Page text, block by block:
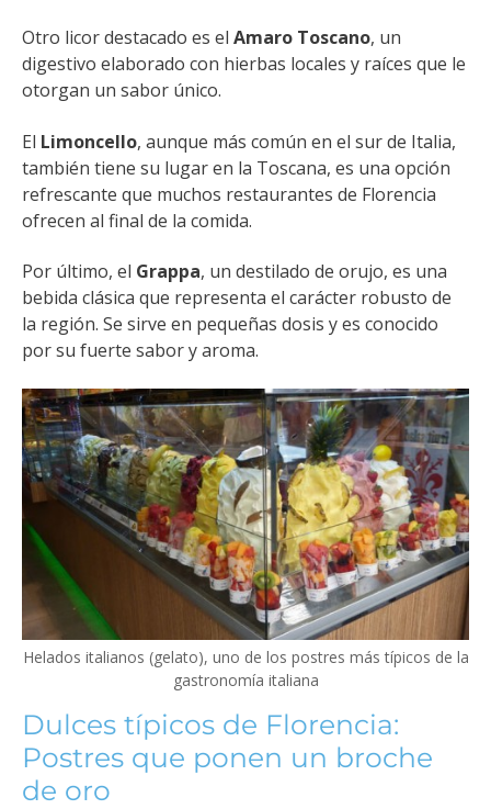
Otro licor destacado es el Amaro Toscano, un
digestivo elaborado con hierbas locales y raíces que le
otorgan un sabor único.
El Limoncello, aunque más común en el sur de Italia,
también tiene su lugar en la Toscana, es una opción
refrescante que muchos restaurantes de Florencia
ofrecen al final de la comida.
Por último, el Grappa, un destilado de orujo, es una
bebida clásica que representa el carácter robusto de
la región. Se sirve en pequeñas dosis y es conocido
por su fuerte sabor y aroma.
Helados italianos (gelato), uno de los postres más típicos de la
gastronomía italiana
Dulces típicos de Florencia:
Postres que ponen un broche
de oro